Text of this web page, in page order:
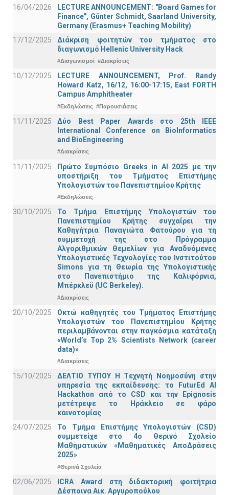
16/04/2026
LECTURE ANNOUNCEMENT: "Board Games for
Finance", Günter Schmidt, Saarland University,
Germany (Erasmus+ Teaching Mobility)
17/12/2025
Διάκριση φοιτητών του τμήματος στο
διαγωνισμό Hellenic University Hack
#Διαγωνισμοί #Διακρίσεις
10/12/2025
LECTURE ANNOUNCEMENT, Prof. Randy
Howard Katz, 16/12, 16:00-17:15, East FORTH
Campus Amphitheater
#Εκδηλώσεις #Παρουσιάσεις
11/11/2025
Δύο Best Paper Awards στο 25th IEEE
International Conference on BioInformatics
and BioEngineering
#Διακρίσεις
11/11/2025
Πρώτο Συμπόσιο Greeks in AI 2025 με την
υποστήριξη του Τμήματος Επιστήμης
Υπολογιστών του Πανεπιστημίου Κρήτης
#Εκδηλώσεις
30/10/2025
Το Τμήμα Επιστήμης Υπολογιστών του
Πανεπιστημίου Κρήτης συγχαίρει την
Καθηγήτρια Παναγιώτα Φατούρου για τη
συμμετοχή της στο Πρόγραμμα
Αλγοριθμικών Θεμελίων για Αναδυόμενες
Υπολογιστικές Τεχνολογίες του Ινστιτούτου
Simons για τη Θεωρία της Υπολογιστικής
στο Πανεπιστήμιο της Καλιφόρνια,
Μπέρκλεϋ (UC Berkeley).
#Διακρίσεις
20/10/2025
Οκτώ καθηγητές του Τμήματος Επιστήμης
Υπολογιστών του Πανεπιστημίου Κρήτης
περιλαμβάνονται στην παγκόσμια κατάταξη
«World’s Top 2% Scientists Network (career
data)»
#Διακρίσεις
15/10/2025
ΔΕΛΤΙΟ ΤΥΠΟΥ H Tεχνητή Νοημοσύνη στην
υπηρεσία της εκπαίδευσης: το FuturEd AI
Hackathon από το CSD και την Epignosis
μετέτρεψε το Ηράκλειο σε φάρο
καινοτομίας
24/07/2025
Το Τμήμα Επιστήμης Υπολογιστών (CSD)
συμμετείχε στο 4ο Θερινό Σχολείο
Μαθηματικών «Μαθηματικές ΑποΔράσεις
2025»
#Θερινά Σχολεία
02/06/2025
ICRA Award στη διδακτορική φοιτήτρια
Δέσποινα Αικ. Αργυροπούλου